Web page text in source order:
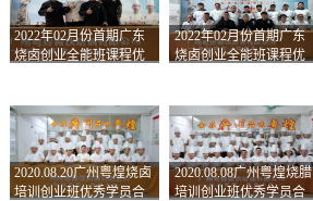
2022年02月份首期广东
烧卤创业全能班课程优
2022年02月份首期广东
烧卤创业全能班课程优
2020.08.20广州粤煌烧卤
培训创业班优秀学员合
2020.08.08广州粤煌烧腊
培训创业班优秀学员合